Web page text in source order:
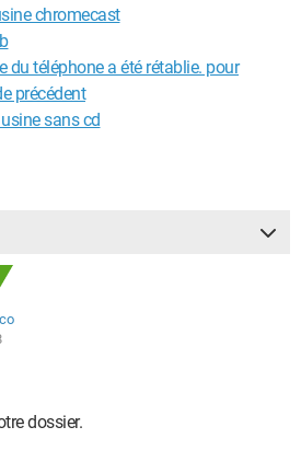
chromecast
téléphone a été rétablie. pour
précédent
sans cd
dossier.